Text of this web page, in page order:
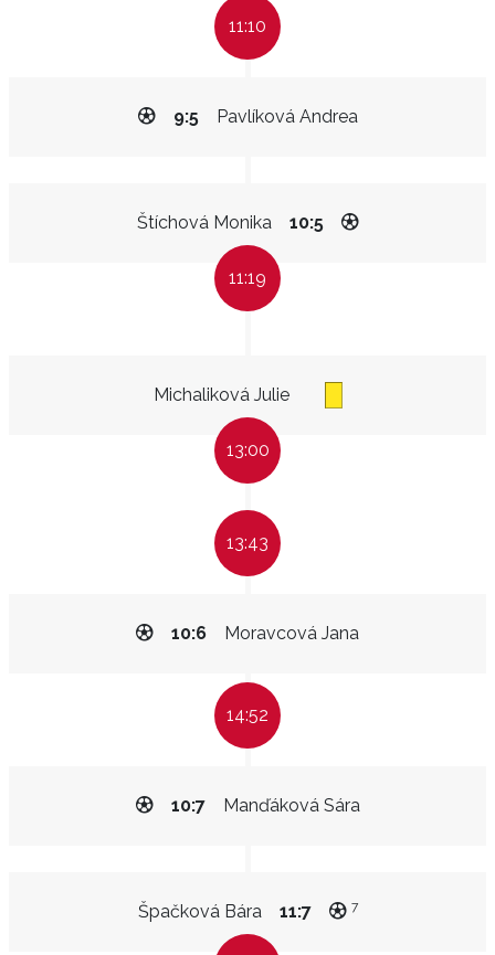
11:10
Pavlíková Andrea
9:5
Štíchová Monika 10:5
11:19
Michaliková Julie
13:00
13:43
Moravcová Jana
10:6
14:52
Manďáková Sára
10:7
Špačková Bára 11:7 7